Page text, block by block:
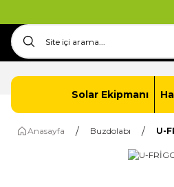
Anasayfa İletişim Solar Paket Oluştur
Solar Ekipmanı
Anasayfa Buzdolabı U-